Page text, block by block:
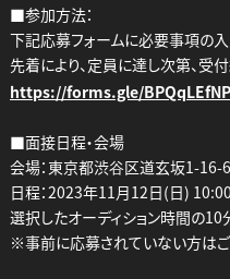
■参加方法：
下記応募フォームに必要事項の入
先着により、定員に達し次第、受
https://forms.gle/
■面接日程・会場
会場：東京都渋谷区道玄坂1-16-
日程：2023年11月12日(日)
選択したオーディション時間の10
※事前に応募されていない方はご